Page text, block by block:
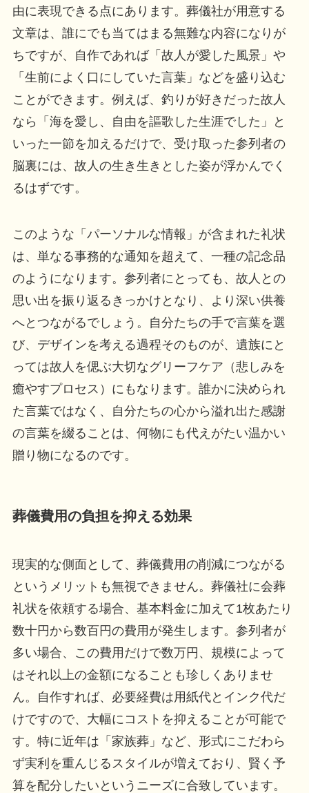
由に表現できる点にあります。葬儀社が用意する
文章は、誰にでも当てはまる無難な内容になりが
ちですが、自作であれば「故人が愛した風景」や
「生前によく口にしていた言葉」などを盛り込む
ことができます。例えば、釣りが好きだった故人
なら「海を愛し、自由を謳歌した生涯でした」と
いった一節を加えるだけで、受け取った参列者の
脳裏には、故人の生き生きとした姿が浮かんでく
るはずです。
このような「パーソナルな情報」が含まれた礼状
は、単なる事務的な通知を超えて、一種の記念品
のようになります。参列者にとっても、故人との
思い出を振り返るきっかけとなり、より深い供養
へとつながるでしょう。自分たちの手で言葉を選
び、デザインを考える過程そのものが、遺族にと
っては故人を偲ぶ大切なグリーフケア（悲しみを
癒やすプロセス）にもなります。誰かに決められ
た言葉ではなく、自分たちの心から溢れ出た感謝
の言葉を綴ることは、何物にも代えがたい温かい
贈り物になるのです。
葬儀費用の負担を抑える効果
現実的な側面として、葬儀費用の削減につながる
というメリットも無視できません。葬儀社に会葬
礼状を依頼する場合、基本料金に加えて1枚あたり
数十円から数百円の費用が発生します。参列者が
多い場合、この費用だけで数万円、規模によって
はそれ以上の金額になることも珍しくありませ
ん。自作すれば、必要経費は用紙代とインク代だ
けですので、大幅にコストを抑えることが可能で
す。特に近年は「家族葬」など、形式にこだわら
ず実利を重んじるスタイルが増えており、賢く予
算を配分したいというニーズに合致しています。